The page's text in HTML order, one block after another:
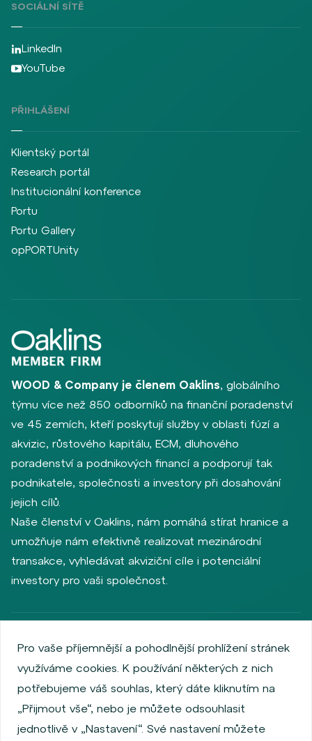
SOCIÁLNÍ SÍTĚ
LinkedIn
YouTube
PŘIHLÁŠENÍ
Klientský portál
Research portál
Institucionální konference
Portu
Portu Gallery
opPORTUnity
WOOD & Company je členem Oaklins, globálního
týmu více než 850 odborníků na finanční poradenství
ve 45 zemích, kteří poskytují služby v oblasti fúzí a
akvizic, růstového kapitálu, ECM, dluhového
poradenství a podnikových financí a podporují tak
podnikatele, společnosti a investory při dosahování
jejich cílů.
Naše členství v Oaklins, nám pomáhá stírat hranice a
umožňuje nám efektivně realizovat mezinárodní
transakce, vyhledávat akviziční cíle i potenciální
investory pro vaši společnost.
Zásady ochrany osobních údajů
Používání cookies
Informace o emitentech
Zaměstnanecký akciový program
Povinně zveřejňované informace
Finanční výkonnost
Regulation S, Rule 144a
Informace dle MiFID
Pro vaše příjemnější a pohodlnější prohlížení stránek
využíváme cookies. K používání některých z nich
potřebujeme váš souhlas, který dáte kliknutím na
„Přijmout vše“, nebo je můžete odsouhlasit
jednotlivě v „Nastavení“. Své nastavení můžete